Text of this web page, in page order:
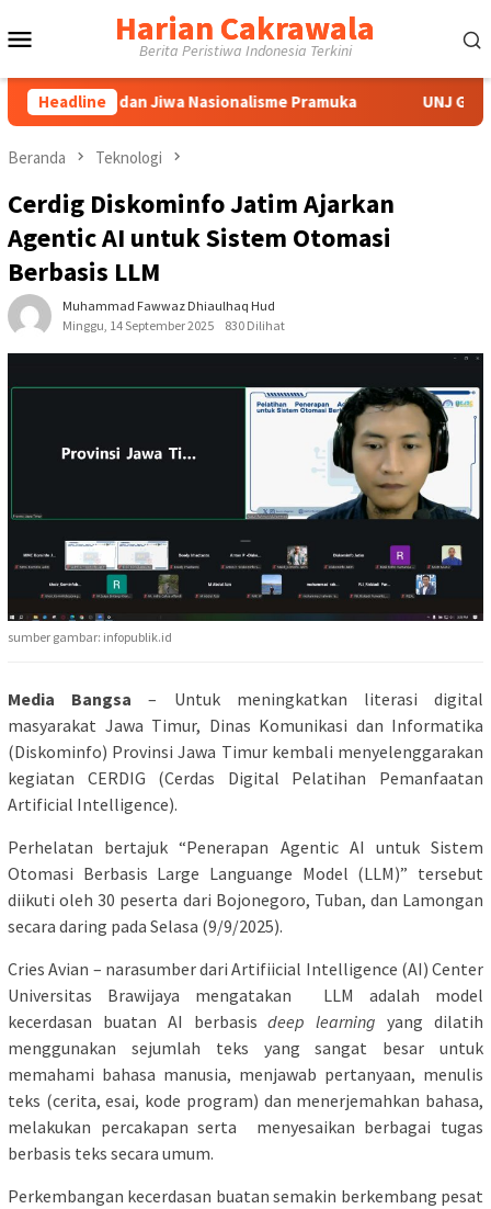
ke
Harian Cakrawala
Berita Peristiwa Indonesia Terkini
Headline
dan Jiwa Nasionalisme Pramuka UNJ Gelar FGD
Beranda Teknologi
Cerdig Diskominfo Jatim Ajarkan
Agentic AI untuk Sistem Otomasi
Berbasis LLM
Muhammad Fawwaz Dhiaulhaq Hud
Minggu, 14 September 2025
830 Dilihat
sumber gambar: infopublik.id
Media Bangsa– Untuk meningkatkan literasi digital
masyarakat Jawa Timur, Dinas Komunikasi dan Informatika
(Diskominfo) Provinsi Jawa Timur kembali menyelenggarakan
kegiatan CERDIG (Cerdas Digital Pelatihan Pemanfaatan
Artificial Intelligence).
Perhelatan bertajuk “Penerapan Agentic AI untuk Sistem
Otomasi Berbasis Large Languange Model (LLM)” tersebut
diikuti oleh 30 peserta dari Bojonegoro, Tuban, dan Lamongan
secara daring pada Selasa (9/9/2025).
Cries Avian – narasumber dari Artifiicial Intelligence (AI) Center
Universitas Brawijaya mengatakan LLM adalah model
kecerdasan buatan AI berbasisdeep learning yang dilatih
menggunakan sejumlah teks yang sangat besar untuk
memahami bahasa manusia, menjawab pertanyaan, menulis
teks (cerita, esai, kode program) dan menerjemahkan bahasa,
melakukan percakapan serta menyesaikan berbagai tugas
berbasis teks secara umum.
Perkembangan kecerdasan buatan semakin berkembang pesat